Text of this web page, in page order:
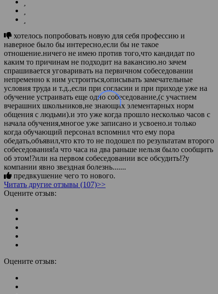
наверное было бы интересно,если бы не такое
отношение.ничего не имею против того,что кандидат по
каким то причинам не подходит на вакансию.но зачем
спрашивается уговаривать на первичном собеседовании
непременно к ним устроиться,описывать замечательные
условия труда и т.д.,если при согласии и при приходе уже на
обучение устраивать еще одно собеседование,(с участием
вчерашних школьников,не знающих элементарных норм
общения с людьми).и это уже когда прошло несколько часов с
начала обучения,многое уже записано и усвоено.и только
когда обучающий персонал вспомнил что ему пора
обедать,объявил,что кто то не подошел по результатам второго
собеседования!а что часа на два раньше нельзя было сообщить
об этом!?или на первом собеседовании все обсудить!?у
компании явно звездная болезнь.......
предвкушение чего то нового.
Читать другие отзывы (107)>>
Оцените отзыв:
Оцените отзыв: